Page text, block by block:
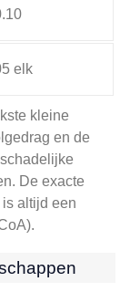
elk
kleine
en de
De exacte
altijd een